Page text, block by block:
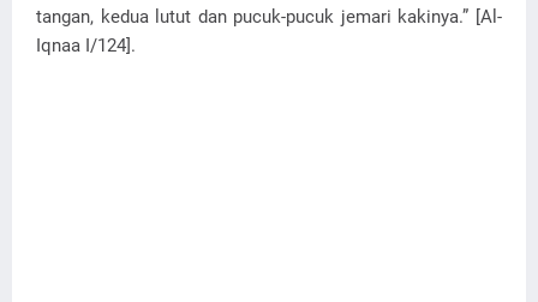
tangan, kedua lutut dan pucuk-pucuk jemari kakinya.” [Al-
Iqnaa I/124].